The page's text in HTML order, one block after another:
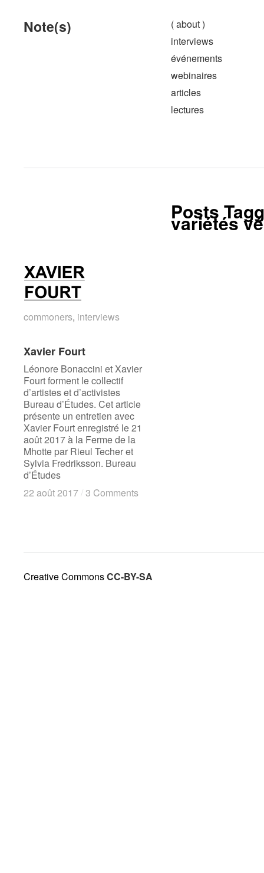
Note(s)
( about )
interviews
événements
webinaires
articles
lectures
Posts
variétés
commoners, interviews
Xavier Fourt
Léonore Bonaccini et Xavier
Fourt forment le collectif
d’artistes et d’activistes
Bureau d’Études. Cet article
présente un entretien avec
Xavier Fourt enregistré le 21
août 2017 à la Ferme de la
Mhotte par Rieul Techer et
Sylvia Fredriksson. Bureau
d’Études
22 août 2017/3 Comments
commoners interviews
Xavier Fourt
22 août 2017/3 Comments
Creative CommonsCC-BY-SA